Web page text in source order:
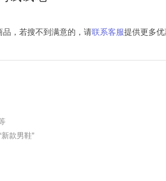
，若搜不到满意的，请联系客服提供更多优
款男鞋”